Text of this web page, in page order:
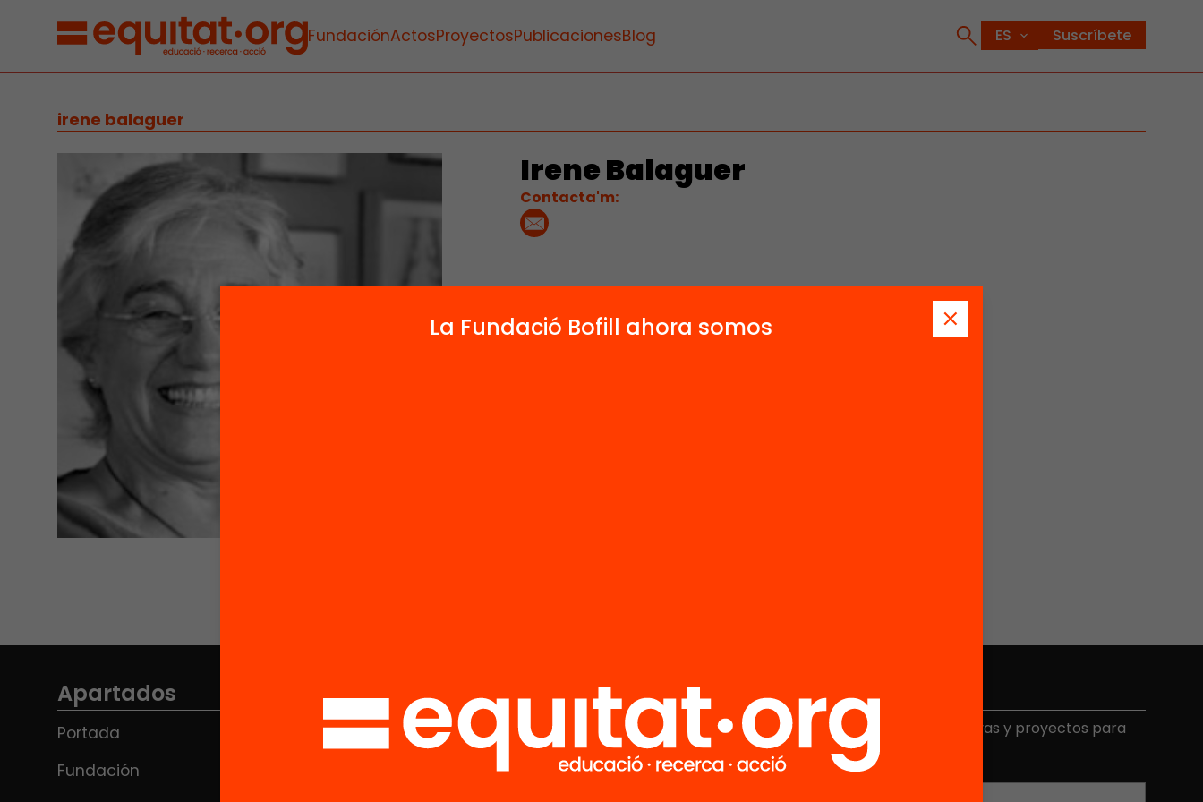
FundaciónActosProyectosPublicacionesBlog Suscríbete
irene balaguer
Irene Balaguer
Contacta'm:
Elige equidad
Recibe contenidos, iniciativas y proyectos para
implicarte.
Correo electrónico
Apartados
Portada
Fundación
FAQS
HUB Social
La Fundació Bofill ahora somos